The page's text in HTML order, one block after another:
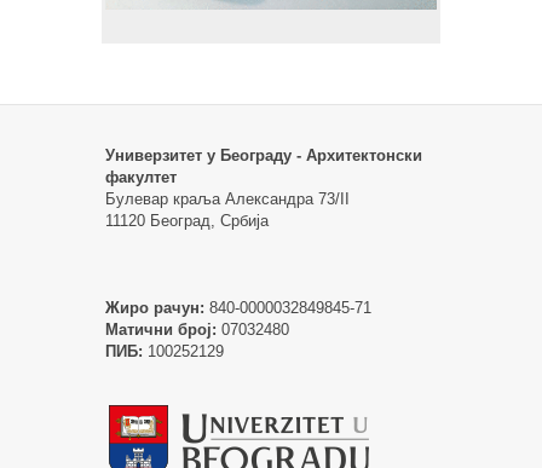
Универзитет у Београду - Архитектонски
факултет
Булевар краља Александра 73/II
11120 Београд, Србија
Жиро рачун: 840-0000032849845-71
Матични број: 07032480
ПИБ: 100252129